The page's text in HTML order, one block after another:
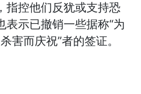
指控他们反犹或支持恐
表示已撤销一些据称“为
害而庆祝”者的签证。